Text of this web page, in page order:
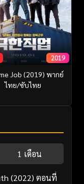
2019
Job (2019) พากย์
ไทย/ซับไทย
1 เดือน
(2022) ตอนที่